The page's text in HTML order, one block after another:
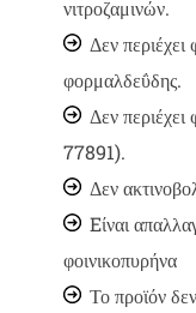
νιτροζαμινών.
Δεν
φορμαλδεΰδης.
Δεν
77891).
Δεν
Eίναι
φοινικοπυρήνα
Το προϊόν